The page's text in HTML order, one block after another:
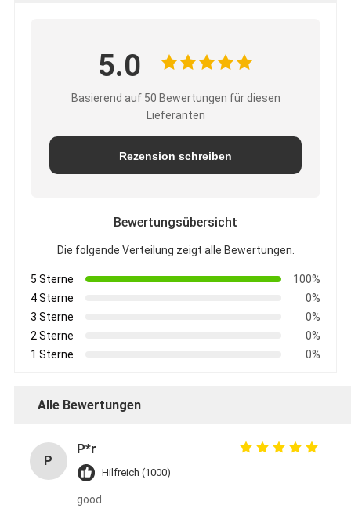
5.0
Basierend auf 50 Bewertungen für diesen
Lieferanten
Rezension schreiben
Bewertungsübersicht
Die folgende Verteilung zeigt alle Bewertungen.
5 Sterne
100%
4 Sterne
0%
3 Sterne
0%
2 Sterne
0%
1 Sterne
0%
Alle Bewertungen
P
P*r
Hilfreich (1000)
good